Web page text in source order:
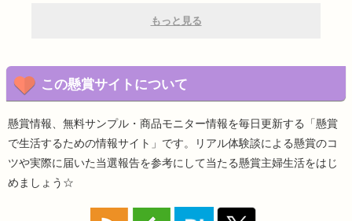
もっと見る
この懸賞サイトについて
懸賞情報、無料サンプル・商品モニター情報を毎日更新する「懸賞
で生活するための情報サイト」です。リアル体験談による懸賞のコ
ツや実際に届いた当選報告を参考にして当たる懸賞主婦生活をはじ
めましょう☆